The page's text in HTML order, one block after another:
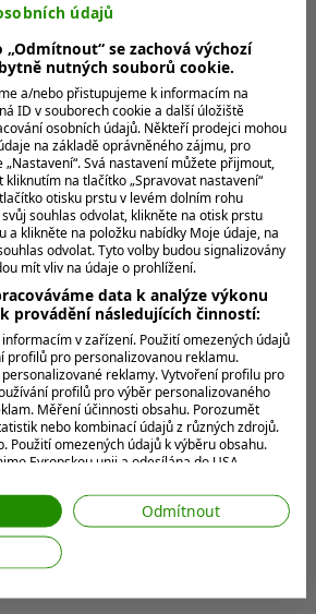
ZAJÍMAT
údajů
se zachová výchozí
nutných souborů cookie.
a/nebo přistupujeme k informacím na
ID v souborech cookie a další úložiště
osobních údajů. Někteří prodejci mohou
na základě oprávněného zájmu, pro
Svá nastavení můžete přijmout,
na tlačítko „Spravovat nastavení“
otisku prstu v levém dolním rohu
souhlas odvolat, klikněte na otisk prstu
a klikněte na položku nabídky Moje údaje, na
odvolat. Tyto volby budou signalizovány
mít vliv na údaje o prohlížení.
data k analýze výkonu
provádění následujících činností:
v zařízení. Použití omezených údajů
profilů pro personalizovanou reklamu.
reklamy. Vytvoření profilu pro
profilů pro výběr personalizovaného
Měření účinnosti obsahu. Porozumět
nebo kombinací údajů z různých zdrojů.
Použití omezených údajů k výběru obsahu.
Evropskou unii a odesílána do USA.
(7 Prodejci IAB)
účely:
Odmítnout